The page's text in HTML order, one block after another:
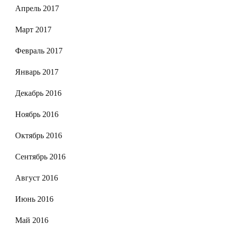
Апрель 2017
Март 2017
Февраль 2017
Январь 2017
Декабрь 2016
Ноябрь 2016
Октябрь 2016
Сентябрь 2016
Август 2016
Июнь 2016
Май 2016